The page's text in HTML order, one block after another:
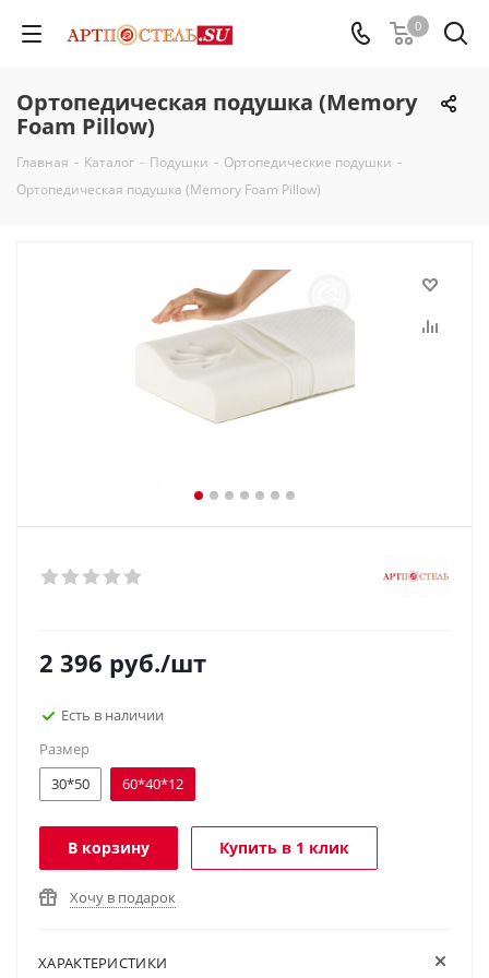
0
Ортопедическая подушка (Memory
Foam Pillow)
Главная - Каталог - Подушки - Ортопедические подушки -
Ортопедическая подушка (Memory Foam Pillow)
2 396 руб./шт
Есть в наличии
Размер
30*50
60*40*12
В корзину Купить в 1 клик
Хочу в подарок
ХАРАКТЕРИСТИКИ